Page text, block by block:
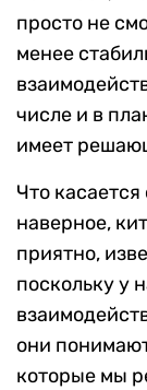
просто не
менее
числе и в
имеет
Что
наверное,
приятно,
поскольку у
они
которые мы